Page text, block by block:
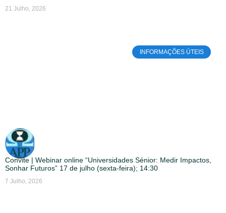
21 Julho, 2026
INFORMAÇÕES ÚTEIS
Convite | Webinar online “Universidades Sénior: Medir Impactos,
Sonhar Futuros” 17 de julho (sexta-feira); 14:30
7 Julho, 2026